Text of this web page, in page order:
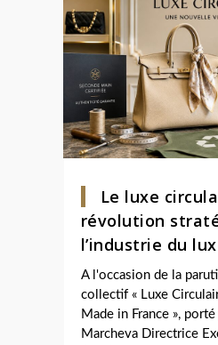
Le luxe
révolution
l’industrie du
A l'occasion de la
collectif « Luxe
Made in France »,
Marcheva Directrice